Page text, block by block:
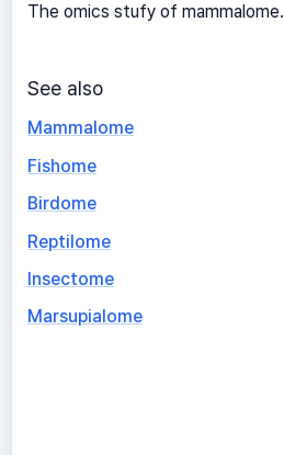
The omics stufy of mammalome.
See also
Mammalome
Fishome
Birdome
Reptilome
Insectome
Marsupialome